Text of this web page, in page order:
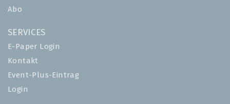
Abo
SERVICES
E-Paper Login
Kontakt
Event-Plus-Eintrag
Login